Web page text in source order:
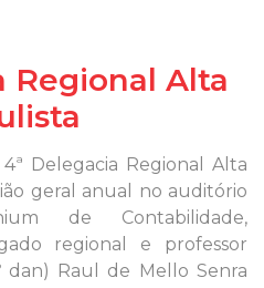
Regional Alta
Delegacia Regional Alta
geral anual no auditório
de Contabilidade,
regional e professor
dan) Raul de Mello Senra